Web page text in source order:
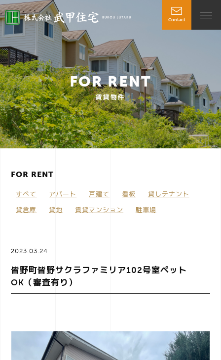
Contact
t
g
g
l
i
a
FOR RENT
賃貸物件
FOR RENT
すべて アパート 戸建て 看板 貸しテナント
貸倉庫 貸地 賃貸マンション 駐車場
2023.03.24
皆野町皆野サクラファミリア102号室ペット
OK（審査有り）